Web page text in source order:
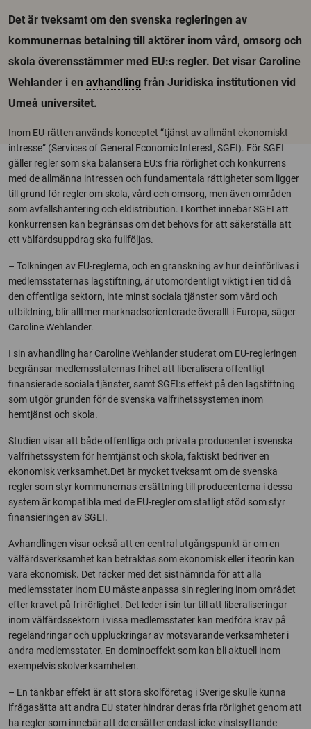
Det är tveksamt om den svenska regleringen av
kommunernas betalning till aktörer inom vård, omsorg och
skola överensstämmer med EU:s regler. Det visar Caroline
Wehlander i en avhandling från Juridiska institutionen vid
Umeå universitet.
Inom EU-rätten används konceptet “tjänst av allmänt ekonomiskt
intresse” (Services of General Economic Interest, SGEI). För SGEI
gäller regler som ska balansera EU:s fria rörlighet och konkurrens
med de allmänna intressen och fundamentala rättigheter som ligger
till grund för regler om skola, vård och omsorg, men även områden
som avfallshantering och eldistribution. I korthet innebär SGEI att
konkurrensen kan begränsas om det behövs för att säkerställa att
ett välfärdsuppdrag ska fullföljas.
– Tolkningen av EU-reglerna, och en granskning av hur de införlivas i
medlemsstaternas lagstiftning, är utomordentligt viktigt i en tid då
den offentliga sektorn, inte minst sociala tjänster som vård och
utbildning, blir alltmer marknadsorienterade överallt i Europa, säger
Caroline Wehlander.
I sin avhandling har Caroline Wehlander studerat om EU-regleringen
begränsar medlemsstaternas frihet att liberalisera offentligt
finansierade sociala tjänster, samt SGEI:s effekt på den lagstiftning
som utgör grunden för de svenska valfrihetssystemen inom
hemtjänst och skola.
Studien visar att både offentliga och privata producenter i svenska
valfrihetssystem för hemtjänst och skola, faktiskt bedriver en
ekonomisk verksamhet.Det är mycket tveksamt om de svenska
regler som styr kommunernas ersättning till producenterna i dessa
system är kompatibla med de EU-regler om statligt stöd som styr
finansieringen av SGEI.
Avhandlingen visar också att en central utgångspunkt är om en
välfärdsverksamhet kan betraktas som ekonomisk eller i teorin kan
vara ekonomisk. Det räcker med det sistnämnda för att alla
medlemsstater inom EU måste anpassa sin reglering inom området
efter kravet på fri rörlighet. Det leder i sin tur till att liberaliseringar
inom välfärdssektorn i vissa medlemsstater kan medföra krav på
regeländringar och uppluckringar av motsvarande verksamheter i
andra medlemsstater. En dominoeffekt som kan bli aktuell inom
exempelvis skolverksamheten.
– En tänkbar effekt är att stora skolföretag i Sverige skulle kunna
ifrågasätta att andra EU stater hindrar deras fria rörlighet genom att
ha regler som innebär att de ersätter endast icke-vinstsyftande